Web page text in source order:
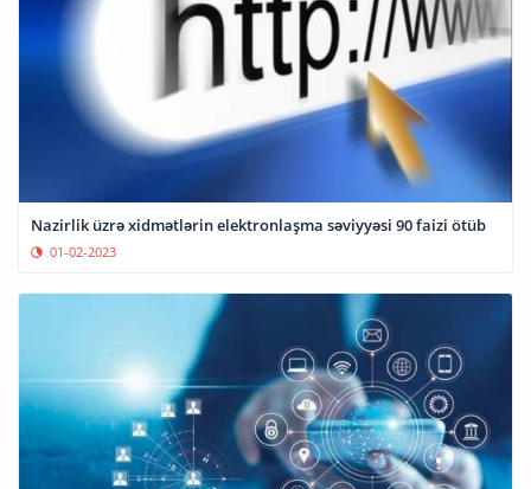
Nazirlik üzrə xidmətlərin elektronlaşma səviyyəsi 90 faizi ötüb
01-02-2023